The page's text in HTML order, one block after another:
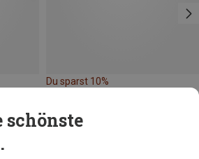
Du sparst 10%
schönste